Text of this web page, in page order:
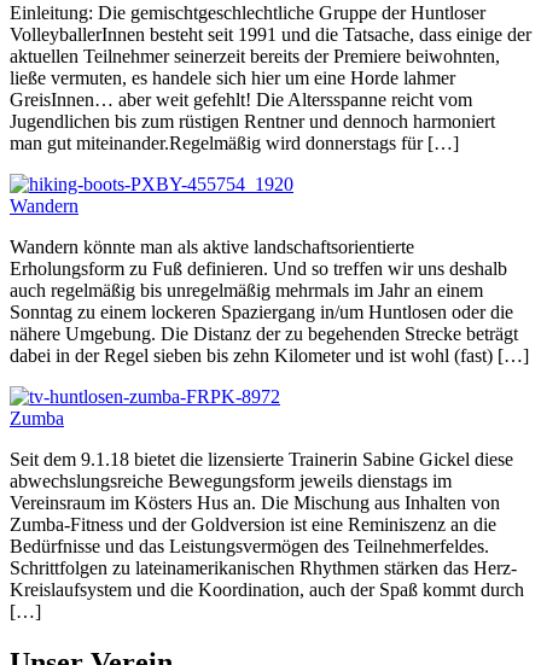
Einleitung: Die gemischtgeschlechtliche Gruppe der Huntloser
VolleyballerInnen besteht seit 1991 und die Tatsache, dass einige der
aktuellen Teilnehmer seinerzeit bereits der Premiere beiwohnten,
ließe vermuten, es handele sich hier um eine Horde lahmer
GreisInnen… aber weit gefehlt! Die Altersspanne reicht vom
Jugendlichen bis zum rüstigen Rentner und dennoch harmoniert
man gut miteinander.Regelmäßig wird donnerstags für […]
Wandern
Wandern könnte man als aktive landschaftsorientierte
Erholungsform zu Fuß definieren. Und so treffen wir uns deshalb
auch regelmäßig bis unregelmäßig mehrmals im Jahr an einem
Sonntag zu einem lockeren Spaziergang in/um Huntlosen oder die
nähere Umgebung. Die Distanz der zu begehenden Strecke beträgt
dabei in der Regel sieben bis zehn Kilometer und ist wohl (fast) […]
Zumba
Seit dem 9.1.18 bietet die lizensierte Trainerin Sabine Gickel diese
abwechslungsreiche Bewegungsform jeweils dienstags im
Vereinsraum im Kösters Hus an. Die Mischung aus Inhalten von
Zumba-Fitness und der Goldversion ist eine Reminiszenz an die
Bedürfnisse und das Leistungsvermögen des Teilnehmerfeldes.
Schrittfolgen zu lateinamerikanischen Rhythmen stärken das Herz-
Kreislaufsystem und die Koordination, auch der Spaß kommt durch
[…]